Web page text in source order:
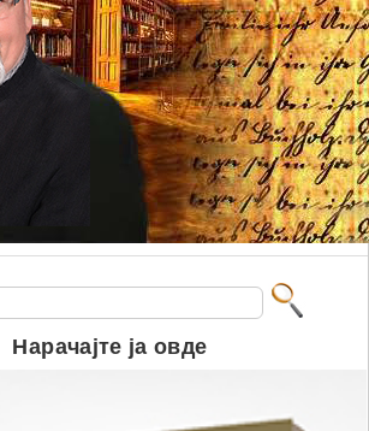
Нарачајте ја овде